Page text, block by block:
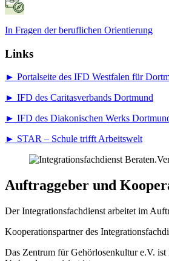
In Fragen der beruflichen Orientierung
Links
► Portalseite des IFD Westfalen für
► IFD des Caritasverbands Dortmund
► IFD des Diakonischen Werks
► STAR – Schule trifft Arbeitswelt
Auftraggeber und
Der Integrationsfachdienst arbeitet im
Kooperationspartner des
Das Zentrum für Gehörlosenkultur e.V. ist